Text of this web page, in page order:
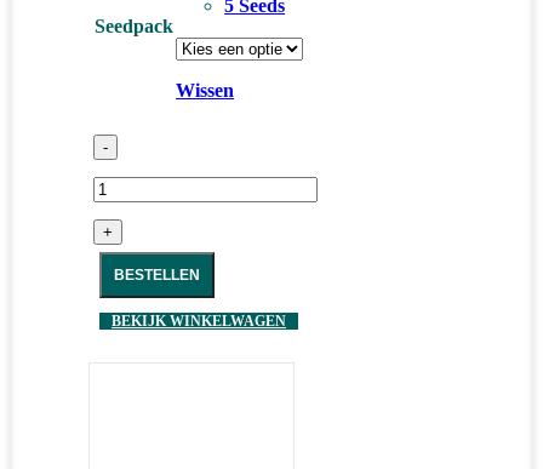
Seedpack
5 Seeds
Wissen
-
+
BESTELLEN
BEKIJK WINKELWAGEN